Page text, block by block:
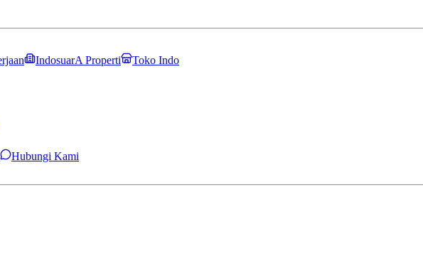
IndosuarA Properti Toko Indo
Hubungi Kami